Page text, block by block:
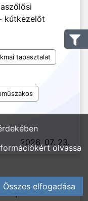
kútkezelőt
tapasztalat
2026. 07. 23.
Sped Kft.
olvassa
Összes elfogadása